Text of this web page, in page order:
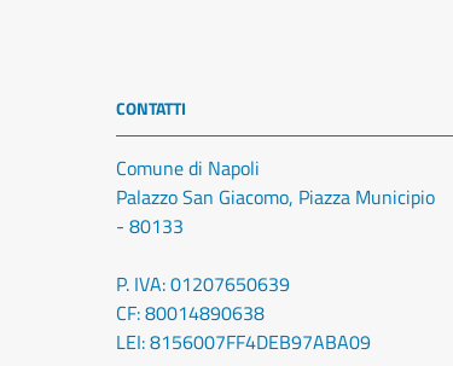
CONTATTI
Comune di Napoli
Palazzo San Giacomo, Piazza Municipio
- 80133
P. IVA: 01207650639
CF: 80014890638
LEI: 8156007FF4DEB97ABA09